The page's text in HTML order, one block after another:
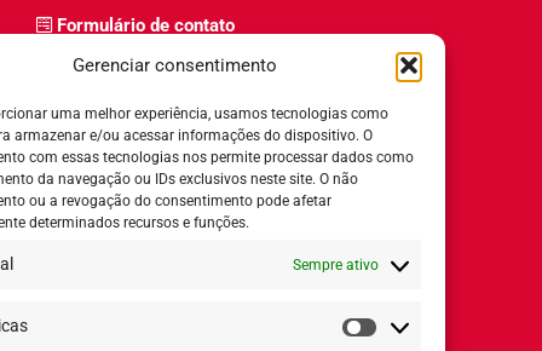
Gerenciar consentimento
uma melhor experiência, usamos tecnologias como
armazenar e/ou acessar informações do dispositivo. O
com essas tecnologias nos permite processar dados como
da navegação ou IDs exclusivos neste site. O não
ou a revogação do consentimento pode afetar
determinados recursos e funções.
Sempre ativo
Estatísticas
Formulário de contato
Relatório de igualdade salarial
Horário de Atendimento:
8h ás 18h